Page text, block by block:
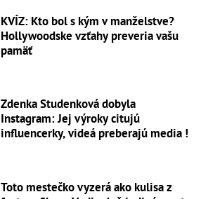
KVÍZ: Kto bol s kým v manželstve?
Hollywoodske vzťahy preveria vašu
pamäť
Zdenka Studenková dobyla
Instagram: Jej výroky citujú
influencerky, videá preberajú media !
Toto mestečko vyzerá ako kulisa z